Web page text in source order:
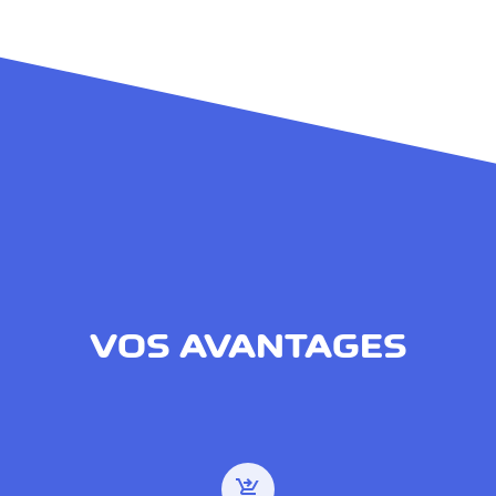
VOS AVANTAGES
shopping_cart_checkout